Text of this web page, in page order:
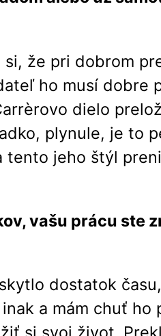
že pri dobrom
ho musí dobre
dielo
plynule, je to
tento jeho štýl
vašu prácu ste
dostatok
a mám chuť ho